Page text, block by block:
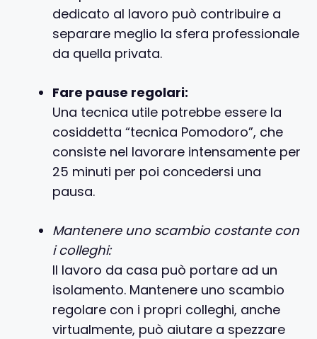
dedicato al lavoro può contribuire a
separare meglio la sfera professionale
da quella privata.
Fare pause regolari:
Una tecnica utile potrebbe essere la
cosiddetta “tecnica Pomodoro”, che
consiste nel lavorare intensamente per
25 minuti per poi concedersi una
pausa.
Mantenere uno scambio costante con
i colleghi:
Il lavoro da casa può portare ad un
isolamento. Mantenere uno scambio
regolare con i propri colleghi, anche
virtualmente, può aiutare a spezzare